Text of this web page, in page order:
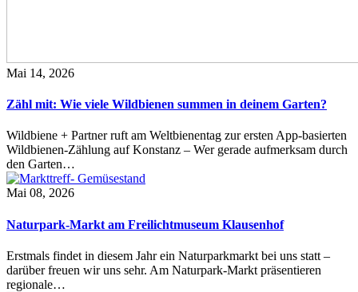
Mai 14, 2026
Zähl mit: Wie viele Wildbienen summen in deinem Garten?
Wildbiene + Partner ruft am Weltbienentag zur ersten App-basierten
Wildbienen-Zählung auf Konstanz – Wer gerade aufmerksam durch
den Garten…
Mai 08, 2026
Naturpark-Markt am Freilichtmuseum Klausenhof
Erstmals findet in diesem Jahr ein Naturparkmarkt bei uns statt –
darüber freuen wir uns sehr. Am Naturpark-Markt präsentieren
regionale…